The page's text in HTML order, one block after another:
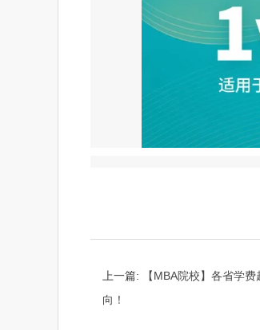
上一篇: 【MBA院校】各省学
向！